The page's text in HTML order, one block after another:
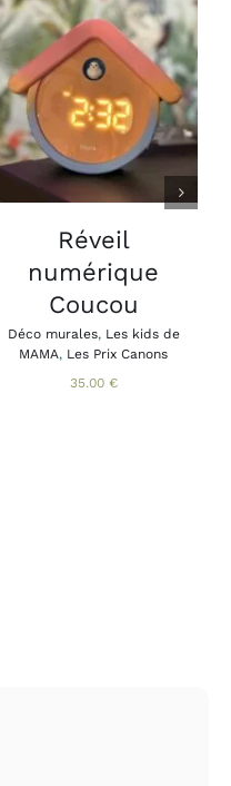
AJOUTER AU
PANIER
/
DÉTAILS
Réveil
numérique
Coucou
Déco murales, Les kids de
MAMA, Les Prix Canons
35.00 €